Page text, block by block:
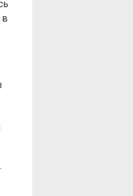
в